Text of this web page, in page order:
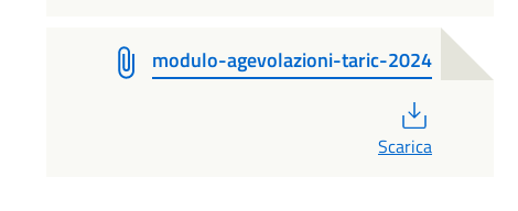
modulo-agevolazioni-taric-2024
Scarica